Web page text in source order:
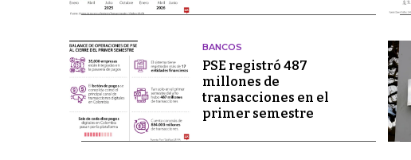
BANCOS
PSE registró 487
millones de
transacciones en el
primer semestre